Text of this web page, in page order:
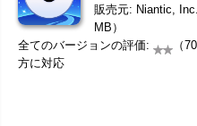
販売元: Niantic,
MB）
全てのバージョンの評価:
（
方に対応